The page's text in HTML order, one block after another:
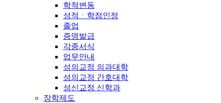
학적변동
성적ㆍ학점인정
졸업
증명발급
각종서식
업무안내
성의교정 의과대학
성의교정 간호대학
성신교정 신학과
장학제도